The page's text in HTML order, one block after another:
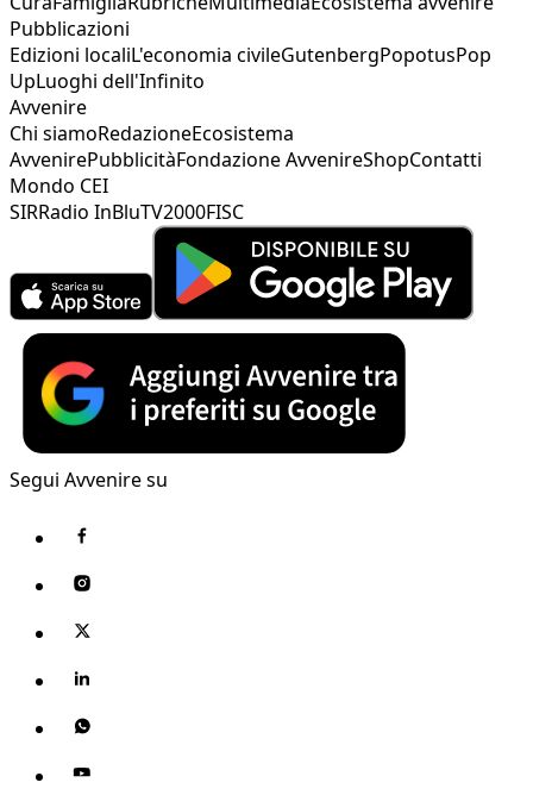
Pubblicazioni
Edizioni localiL'economia civileGutenbergPopotusPop
UpLuoghi dell'Infinito
Avvenire
Chi siamoRedazioneEcosistema
AvvenirePubblicitàFondazione AvvenireShopContatti
Mondo CEI
SIRRadio InBluTV2000FISC
Segui Avvenire su